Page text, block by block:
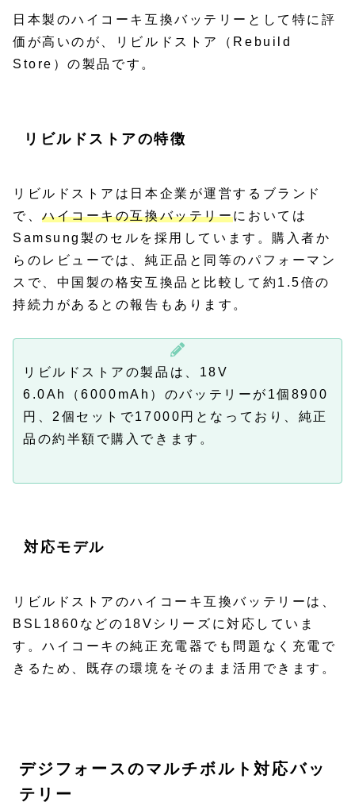
日本製のハイコーキ互換バッテリーとして特に評
価が高いのが、リビルドストア（Rebuild
Store）の製品です。
リビルドストアの特徴
リビルドストアは日本企業が運営するブランド
で、ハイコーキの互換バッテリーにおいては
Samsung製のセルを採用しています。購入者か
らのレビューでは、純正品と同等のパフォーマン
スで、中国製の格安互換品と比較して約1.5倍の
持続力があるとの報告もあります。
リビルドストアの製品は、18V
6.0Ah（6000mAh）のバッテリーが1個8900
円、2個セットで17000円となっており、純正
品の約半額で購入できます。
対応モデル
リビルドストアのハイコーキ互換バッテリーは、
BSL1860などの18Vシリーズに対応していま
す。ハイコーキの純正充電器でも問題なく充電で
きるため、既存の環境をそのまま活用できます。
デジフォースのマルチボルト対応バッ
テリー